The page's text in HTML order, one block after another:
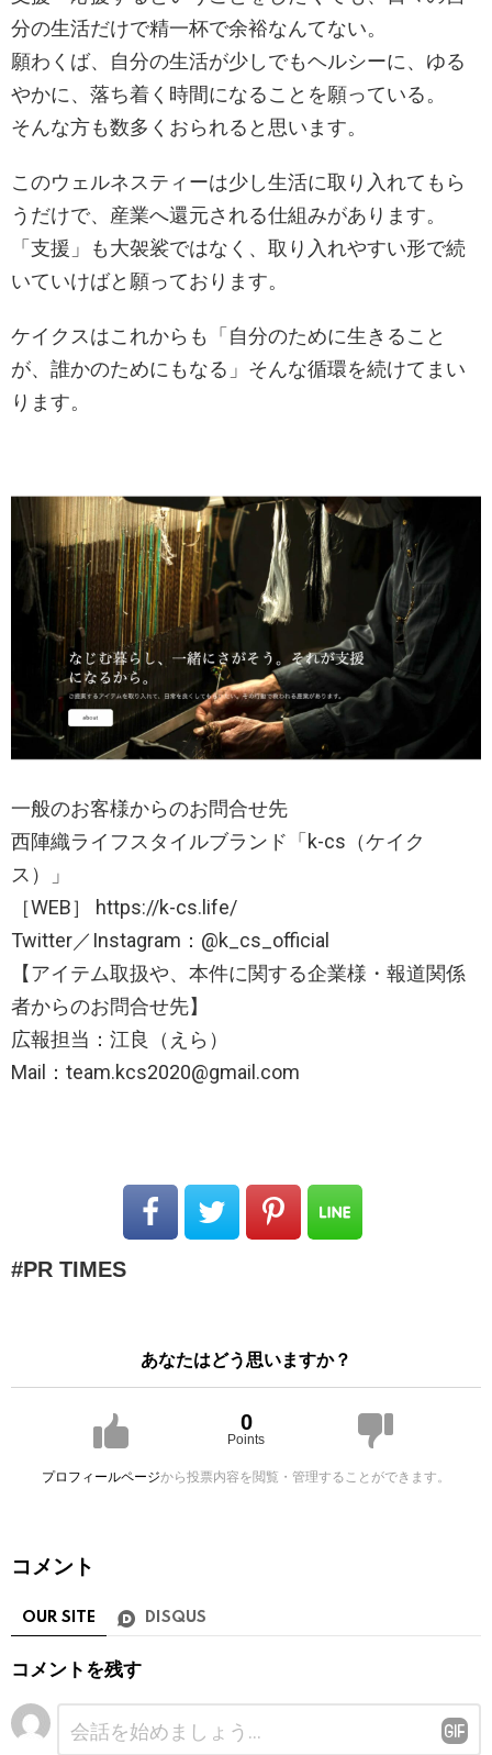
分の生活だけで精一杯で余裕なんてない。
願わくば、自分の生活が少しでもヘルシーに、ゆる
やかに、落ち着く時間になることを願っている。
そんな方も数多くおられると思います。
このウェルネスティーは少し生活に取り入れてもら
うだけで、産業へ還元される仕組みがあります。
「支援」も大袈裟ではなく、取り入れやすい形で続
いていけばと願っております。
ケイクスはこれからも「自分のために生きること
が、誰かのためにもなる」そんな循環を続けてまい
ります。
一般のお客様からのお問合せ先
西陣織ライフスタイルブランド「k-cs（ケイク
ス）」
［WEB］ https://k-cs.life/
Twitter／Instagram：@k_cs_official
【アイテム取扱や、本件に関する企業様・報道関係
者からのお問合せ先】
広報担当：江良（えら）
Mail：team.kcs2020@gmail.com
PR TIMES
あなたはどう思いますか？
0
Points
プロフィールページから投票内容を閲覧・管理することができます。
コメント
OUR SITE DISQUS
コメントを残す